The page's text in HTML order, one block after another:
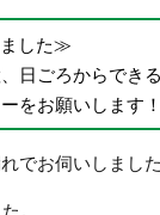
した≫
日ごろからでき
をお願いします！
でお伺いしました
。